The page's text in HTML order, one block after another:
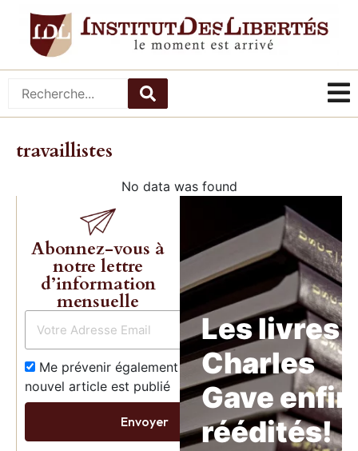
travaillistes
No data was found
Abonnez-vous à
notre lettre
d’information
mensuelle
Me prévenir également dès qu’un
nouvel article est publié
Envoyer
Les livres
Charles
Gave enfin
réédités!